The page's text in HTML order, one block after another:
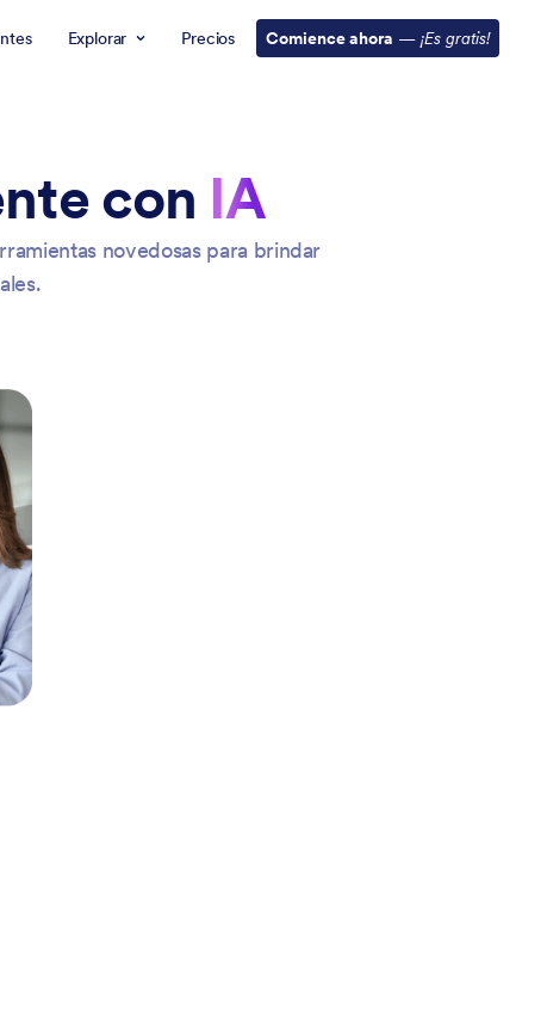
Explorar Precios Comience ahora — ¡Es gratis!
con IA
novedosas para brindar